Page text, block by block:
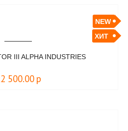
NEW
ХИТ
III ALPHA INDUSTRIES
500.00 р